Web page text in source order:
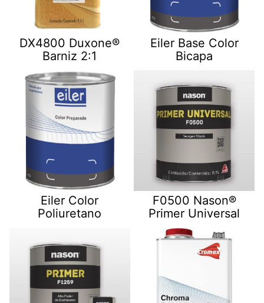
DX4800 Duxone®
Barniz 2:1
Eiler Base Color
Bicapa
Eiler Color
Poliuretano
F0500 Nason®
Primer Universal